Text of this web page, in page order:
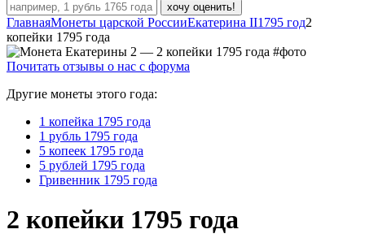
хочу оценить!
ГлавнаяМонеты царской РоссииЕкатерина II1795 год2
копейки 1795 года
Почитать отзывы о нас с форума
Другие монеты этого года:
1 копейка 1795 года
1 рубль 1795 года
5 копеек 1795 года
5 рублей 1795 года
Гривенник 1795 года
2 копейки 1795 года